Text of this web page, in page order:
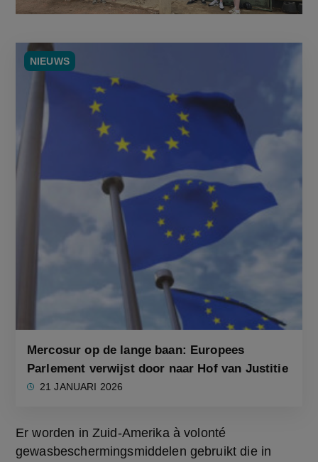
NIEUWS
Mercosur op de lange baan: Europees
Parlement verwijst door naar Hof van Justitie
21 JANUARI 2026
Er worden in Zuid-Amerika à volonté
gewasbeschermingsmiddelen gebruikt die in